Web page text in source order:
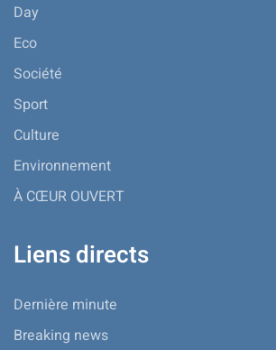
Day
Eco
Société
Sport
Culture
Environnement
À CŒUR OUVERT
Liens directs
Dernière minute
Breaking news